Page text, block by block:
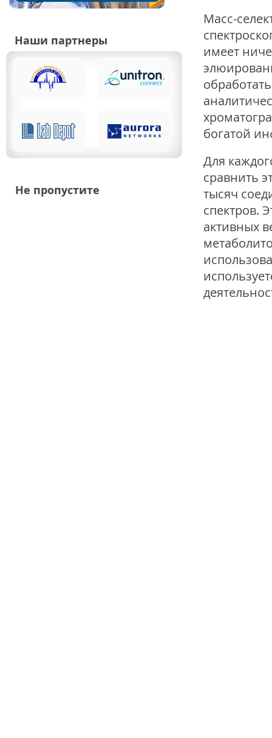
Наши партнеры
Не пропустите
Масс-
имеет
богатой
Для
сравнить
тысяч
спектров.
активных